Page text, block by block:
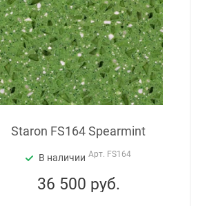
Staron FS164 Spearmint
В наличии Арт. FS164
36 500 руб.